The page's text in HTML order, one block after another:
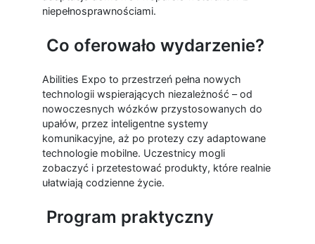
niepełnosprawnościami.
Co oferowało wydarzenie?
Abilities Expo to przestrzeń pełna nowych
technologii wspierających niezależność – od
nowoczesnych wózków przystosowanych do
upałów, przez inteligentne systemy
komunikacyjne, aż po protezy czy adaptowane
technologie mobilne. Uczestnicy mogli
zobaczyć i przetestować produkty, które realnie
ułatwiają codzienne życie.
Program praktyczny